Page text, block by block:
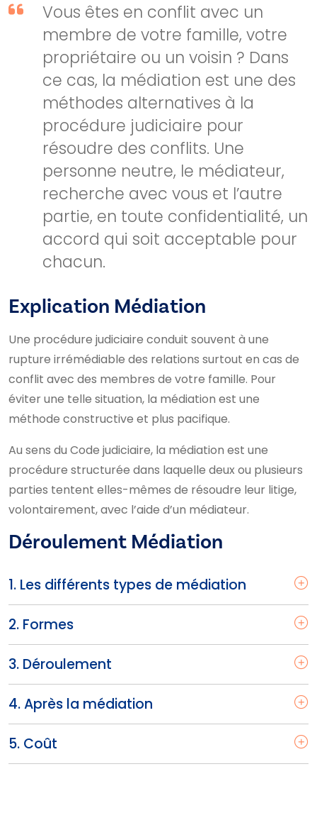
Vous êtes en conflit avec un
membre de votre famille, votre
propriétaire ou un voisin ? Dans
ce cas, la médiation est une des
méthodes alternatives à la
procédure judiciaire pour
résoudre des conflits. Une
personne neutre, le médiateur,
recherche avec vous et l’autre
partie, en toute confidentialité, un
accord qui soit acceptable pour
chacun.
Explication Médiation
Une procédure judiciaire conduit souvent à une
rupture irrémédiable des relations surtout en cas de
conflit avec des membres de votre famille. Pour
éviter une telle situation, la médiation est une
méthode constructive et plus pacifique.
Au sens du Code judiciaire, la médiation est une
procédure structurée dans laquelle deux ou plusieurs
parties tentent elles-mêmes de résoudre leur litige,
volontairement, avec l’aide d’un médiateur.
Déroulement Médiation
1. Les différents types de médiation
2. Formes
3. Déroulement
4. Après la médiation
5. Coût